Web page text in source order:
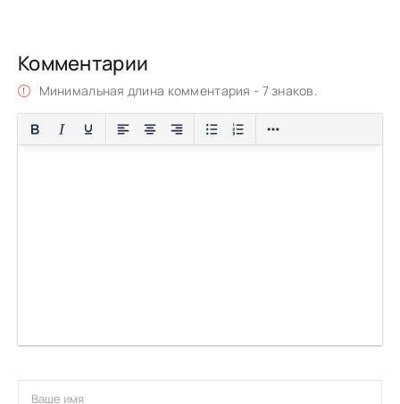
Комментарии
Минимальная длина комментария - 7 знаков.